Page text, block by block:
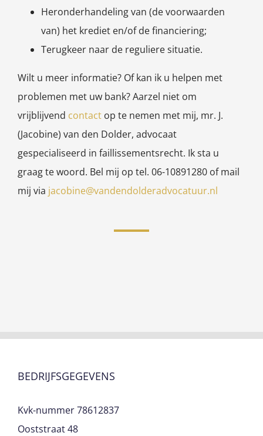
Heronderhandeling van (de voorwaarden
van) het krediet en/of de financiering;
Terugkeer naar de reguliere situatie.
Wilt u meer informatie? Of kan ik u helpen met
problemen met uw bank? Aarzel niet om
vrijblijvend contactop te nemen met mij, mr. J.
(Jacobine) van den Dolder, advocaat
gespecialiseerd in faillissementsrecht. Ik sta u
graag te woord. Bel mij op tel. 06-10891280 of mail
mij via jacobine@vandendolderadvocatuur.nl
BEDRIJFSGEGEVENS
Kvk-nummer 78612837
Ooststraat 48